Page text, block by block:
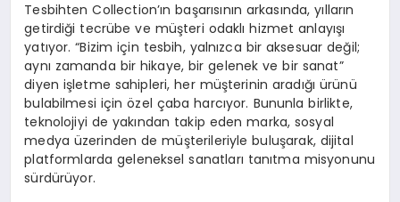
Tesbihten Collection’ın başarısının arkasında, yılların
getirdiği tecrübe ve müşteri odaklı hizmet anlayışı
yatıyor. “Bizim için tesbih, yalnızca bir aksesuar değil;
aynı zamanda bir hikaye, bir gelenek ve bir sanat”
diyen işletme sahipleri, her müşterinin aradığı ürünü
bulabilmesi için özel çaba harcıyor. Bununla birlikte,
teknolojiyi de yakından takip eden marka, sosyal
medya üzerinden de müşterileriyle buluşarak, dijital
platformlarda geleneksel sanatları tanıtma misyonunu
sürdürüyor.